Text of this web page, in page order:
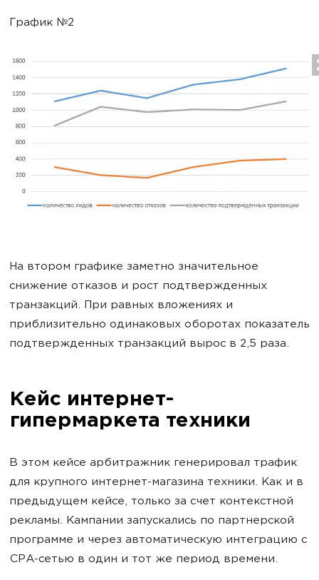
График №2
На втором графике заметно значительное
снижение отказов и рост подтвержденных
транзакций. При равных вложениях и
приблизительно одинаковых оборотах показатель
подтвержденных транзакций вырос в 2,5 раза.
Кейс интернет-
гипермаркета техники
В этом кейсе арбитражник генерировал трафик
для крупного интернет-магазина техники. Как и в
предыдущем кейсе, только за счет контекстной
рекламы. Кампании запускались по партнерской
программе и через автоматическую интеграцию с
CPA-сетью в один и тот же период времени.